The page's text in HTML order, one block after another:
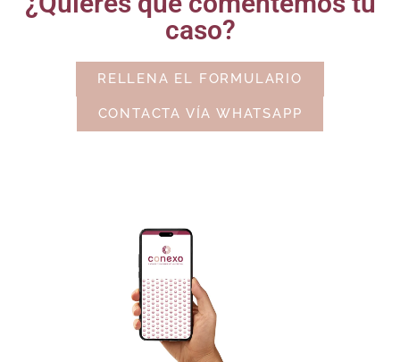
caso?
RELLENA EL FORMULARIO
CONTACTA VÍA WHATSAPP